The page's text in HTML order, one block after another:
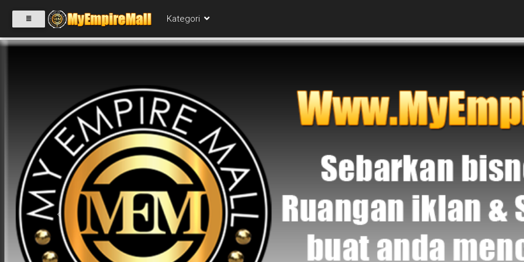
Kategori
Previous
PRODUK(0)
BABIES(0)
KESIHATAN(80)
PERNIAGAAN
RUNCIT(1)